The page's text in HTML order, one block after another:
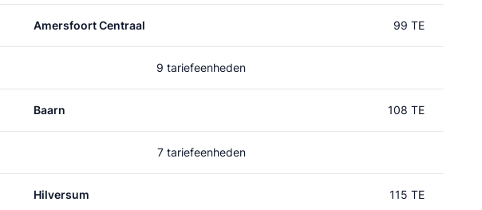
Amersfoort Centraal 99 TE
9 tariefeenheden
Baarn 108 TE
7 tariefeenheden
Hilversum 115 TE